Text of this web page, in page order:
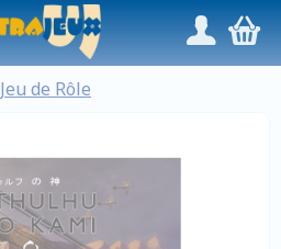
/,
Jeu de Rôle